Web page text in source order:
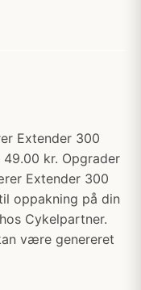
Extender 300
kr. Opgrader
Extender 300
oppakning på din
Cykelpartner.
være genereret